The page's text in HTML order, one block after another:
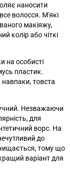
наносити
волосся. М'які
макіяжу,
колір або чіткі
на особисті
пластик.
товста
Незважаючи
для
ворс. На
до
тому що
варіант для